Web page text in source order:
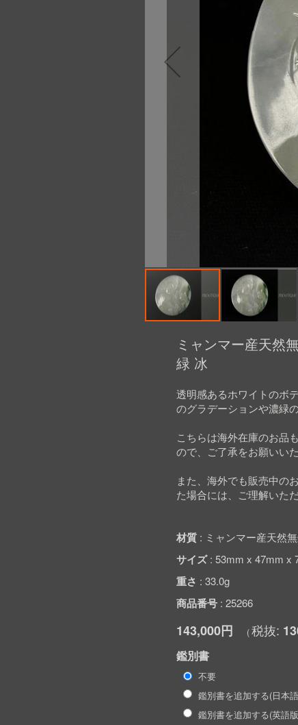
beginning
ミャンマー産天然
緑 冰
透明感あるホワイトのボ
のグラデーションや濃緑
こちらは海外在庫のお品
ので、ご了承をお願いいた
また、海外でも販売中の
た場合には、ご理解いた
材質 ミャンマー産天然
サイズ 53mm x 47mm x
重さ 33.0g
商品番号 25266
143,000円
鑑別書
不要
鑑別書を追加する(日本
鑑別書を追加する(英語